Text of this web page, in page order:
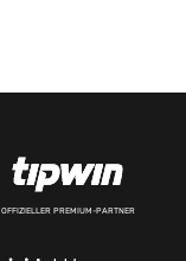
OFFIZIELLER PREMIUM-PARTNER